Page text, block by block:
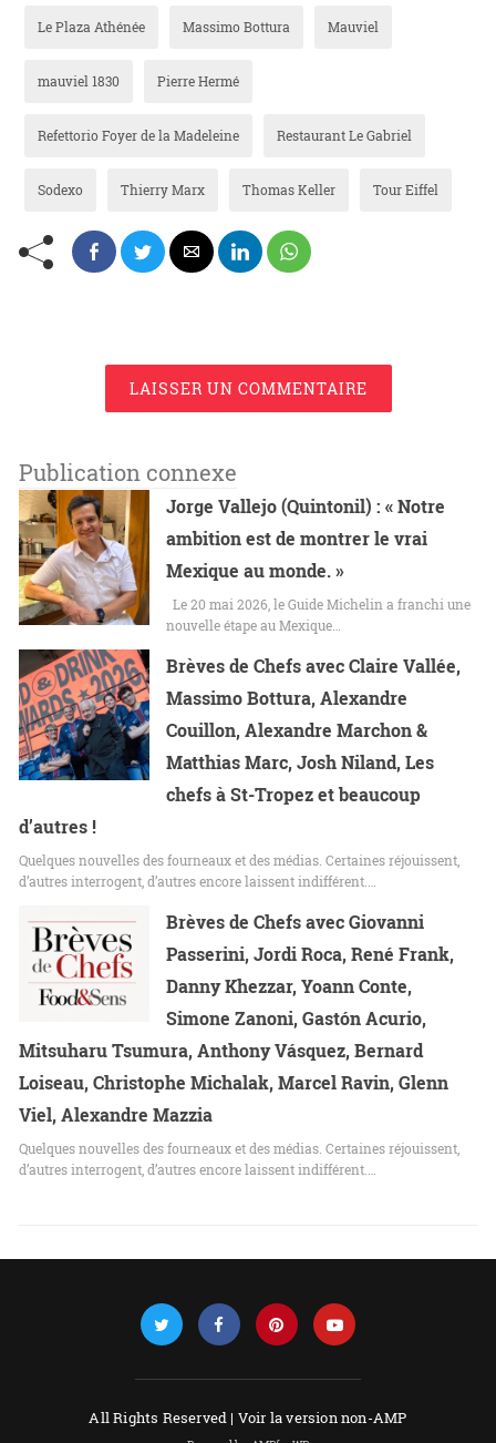
Le Plaza Athénée Massimo Bottura Mauviel
mauviel 1830 Pierre Hermé
Refettorio Foyer de la Madeleine Restaurant Le Gabriel
Sodexo Thierry Marx Thomas Keller Tour Eiffel
LAISSER UN COMMENTAIRE
Publication connexe
Jorge Vallejo (Quintonil) : « Notre
ambition est de montrer le vrai
Mexique au monde. »
Le 20 mai 2026, le Guide Michelin a franchi une
nouvelle étape au Mexique…
Brèves de Chefs avec Claire Vallée,
Massimo Bottura, Alexandre
Couillon, Alexandre Marchon &
Matthias Marc, Josh Niland, Les
chefs à St-Tropez et beaucoup
d’autres !
Quelques nouvelles des fourneaux et des médias. Certaines réjouissent,
d’autres interrogent, d’autres encore laissent indifférent.…
Brèves de Chefs avec Giovanni
Passerini, Jordi Roca, René Frank,
Danny Khezzar, Yoann Conte,
Simone Zanoni, Gastón Acurio,
Mitsuharu Tsumura, Anthony Vásquez, Bernard
Loiseau, Christophe Michalak, Marcel Ravin, Glenn
Viel, Alexandre Mazzia
Quelques nouvelles des fourneaux et des médias. Certaines réjouissent,
d’autres interrogent, d’autres encore laissent indifférent.…
All Rights Reserved | Voir la version non-AMP